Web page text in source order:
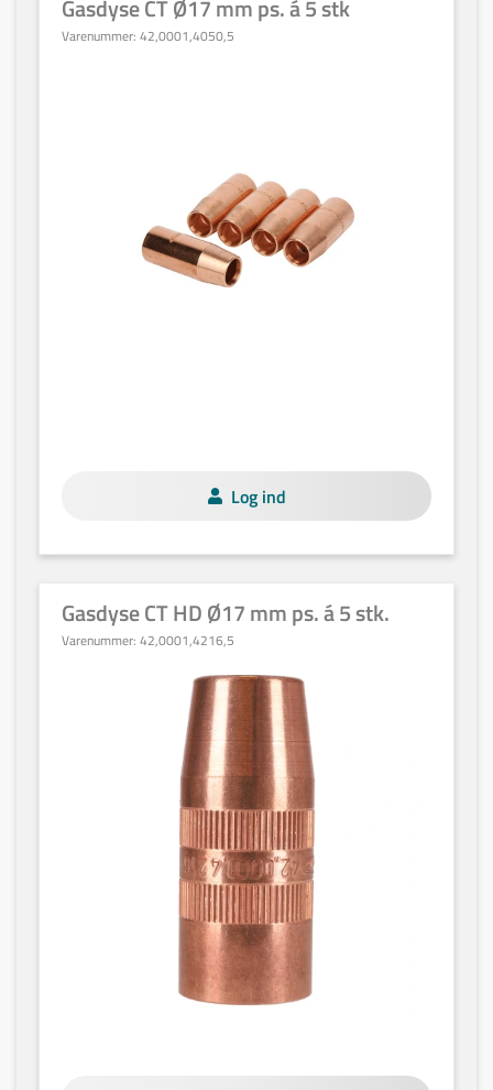
Gasdyse CT Ø17 mm ps. á 5 stk
Varenummer: 42,0001,4050,5
Log ind
Gasdyse CT HD Ø17 mm ps. á 5 stk.
Varenummer: 42,0001,4216,5